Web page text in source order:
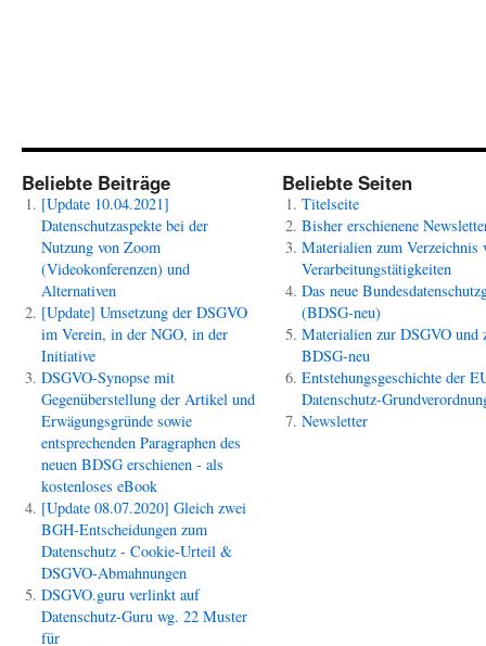
Beliebte Beiträge
[Update 10.04.2021]
Datenschutzaspekte bei der
Nutzung von Zoom
(Videokonferenzen) und
Alternativen
[Update] Umsetzung der DSGVO
im Verein, in der NGO, in der
Initiative
DSGVO-Synopse mit
Gegenüberstellung der Artikel und
Erwägungsgründe sowie
entsprechenden Paragraphen des
neuen BDSG erschienen - als
kostenloses eBook
[Update 08.07.2020] Gleich zwei
BGH-Entscheidungen zum
Datenschutz - Cookie-Urteil &
DSGVO-Abmahnungen
DSGVO.guru verlinkt auf
Datenschutz-Guru wg. 22 Muster
für
Beliebte Seiten
Titelseite
Bisher erschienene
Materialien zum Verzeichnis
Verarbeitungstätigkeiten
Das neue
(BDSG-neu)
Materialien zur DSGVO und
BDSG-neu
Entstehungsgeschichte der
Datenschutz-
Newsletter